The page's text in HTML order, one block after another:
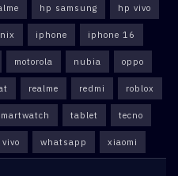
hp samsung hp vivo
iphone iphone 16
motorola nubia oppo
realme redmi roblox
tablet tecno
vivo whatsapp xiaomi